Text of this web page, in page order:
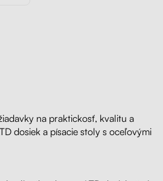
na praktickosť, kvalitu a
dosiek a písacie stoly s oceľovými